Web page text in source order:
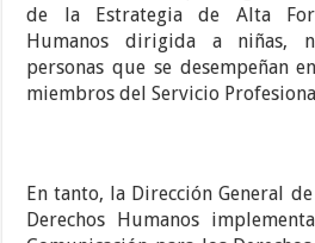
de la Estrategia de Alta
Humanos dirigida a niñas,
personas que se desempeñan
miembros del Servicio
En tanto, la Dirección General
Derechos Humanos